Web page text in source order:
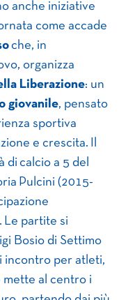
anche iniziative
come accade
che, in
organizza
Liberazione: un
giovanile, pensato
sportiva
e crescita. Il
calcio a 5 del
Pulcini (2015-
Le partite si
Bosio di Settimo
incontro per atleti,
mette al centro i